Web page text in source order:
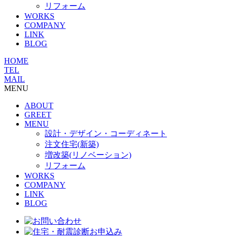
リフォーム
WORKS
COMPANY
LINK
BLOG
HOME
TEL
MAIL
MENU
ABOUT
GREET
MENU
設計・デザイン・コーディネート
注文住宅(新築)
増改築(リノベーション)
リフォーム
WORKS
COMPANY
LINK
BLOG